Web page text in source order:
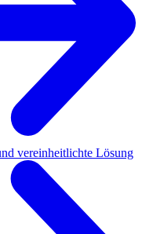
vereinheitlichte Lösung